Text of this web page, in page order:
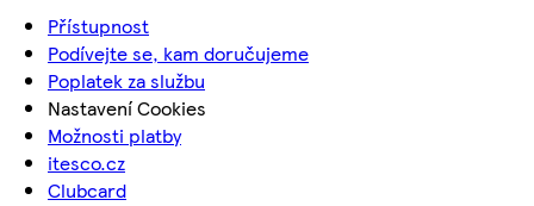
Přístupnost
Podívejte se, kam doručujeme
Poplatek za službu
Nastavení Cookies
Možnosti platby
itesco.cz
Clubcard